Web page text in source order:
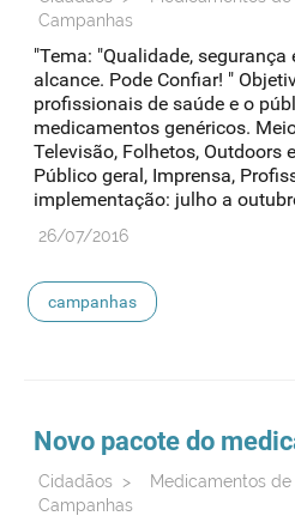
Campanhas
"Tema: "Qualidade, segurança
alcance. Pode Confiar! "
profissionais de saúde e o
medicamentos genéricos.
Televisão, Folhetos, Outdoors
Público geral, Imprensa,
implementação: julho a
26/07/2016
campanhas
Novo pacote do
Cidadãos > Medicamentos
Campanhas